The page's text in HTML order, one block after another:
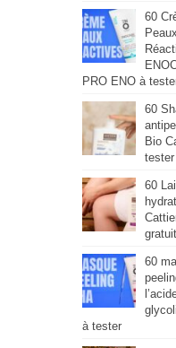
60
Peaux
PRO ENO à
60
Bio
tester
60
60
à tester